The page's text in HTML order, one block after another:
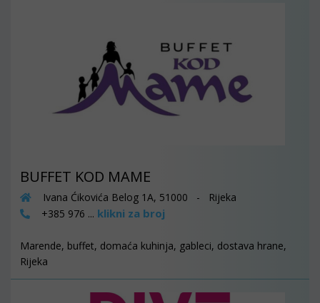
BUFFET KOD MAME
Ivana Ćikovića Belog 1A, 51000 - Rijeka
+385 976 ... klikni za broj
Marende, buffet, domaća kuhinja, gableci, dostava hrane,
Rijeka